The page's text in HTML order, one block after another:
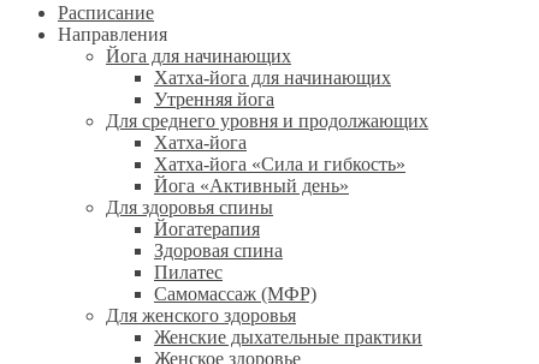
Расписание
Направления
Йога для начинающих
Хатха-йога для начинающих
Утренняя йога
Для среднего уровня и продолжающих
Хатха-йога
Хатха-йога «Сила и гибкость»
Йога «Активный день»
Для здоровья спины
Йогатерапия
Здоровая спина
Пилатес
Самомассаж (МФР)
Для женского здоровья
Женские дыхательные практики
Женское здоровье